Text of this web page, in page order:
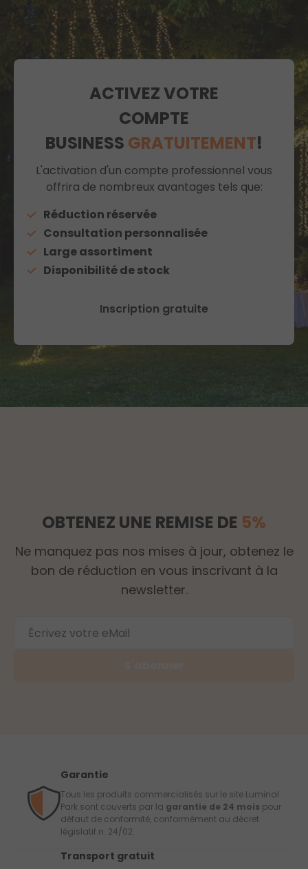
ACTIVEZ VOTRE
COMPTE
BUSINESS GRATUITEMENT!
L'activation d'un compte professionnel vous
offrira de nombreux avantages tels que:
Réduction réservée
Consultation personnalisée
Large assortiment
Disponibilité de stock
Inscription gratuite
OBTENEZ UNE REMISE DE 5%
Ne manquez pas nos mises à jour, obtenez le
bon de réduction en vous inscrivant à la
newsletter.
Garantie
Tous les produits commercialisés sur le site Luminal
Park sont couverts par la garantie de 24 mois pour
défaut de conformité, conformément au décret
législatif n. 24/02.
Transport gratuit